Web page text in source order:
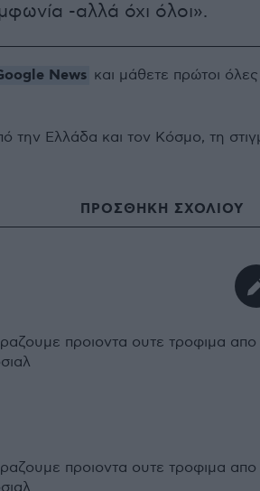
-αλλά όχι όλοι».
News και μάθετε πρώτοι όλες
την Ελλάδα και τον Κόσμο, τη
ΠΡΟΣΘΗΚΗ ΣΧΟΛΙΟΥ
προιοντα ουτε τροφιμα απο
προιοντα ουτε τροφιμα απο